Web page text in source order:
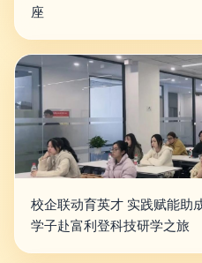
座
校企联动育英才 实践赋能助
学子赴富利登科技研学之旅